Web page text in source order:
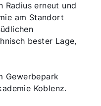
Radius erneut und
am Standort
bester Lage,
Gewerbepark
Koblenz.